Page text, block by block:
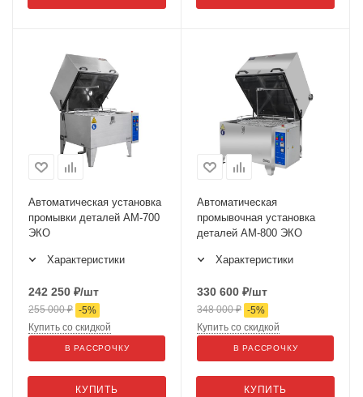
Автоматическая установка
промывки деталей АМ-700
ЭКО
Характеристики
242 250 ₽/шт
255 000₽ -5%
КУПИТЬ
Купить со скидкой
В РАССРОЧКУ
Автоматическая
промывочная установка
деталей АМ-800 ЭКО
Характеристики
330 600 ₽/шт
348 000₽ -5%
КУПИТЬ
Купить со скидкой
В РАССРОЧКУ